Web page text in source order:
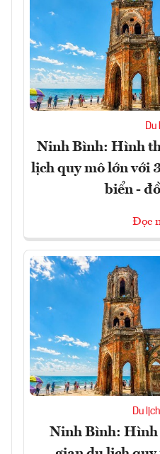
Ninh Bình: Hình
lịch quy mô lớn với
biển -
Đọc
Du lịch
Ninh Bình: Hình